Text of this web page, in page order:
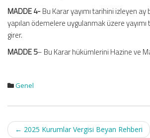
MADDE 4-Bu Karar yayımı tarihini izleyen ay
yapılan ödemelere uygulanmak üzere
girer.
MADDE 5– Bu Karar hükümlerini Hazine ve
Genel
Post
navigation
← 2025 Kurumlar Vergisi Beyan Rehberi